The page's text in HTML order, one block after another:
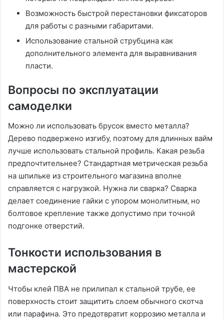
Возможность быстрой перестановки фиксаторов
для работы с разными габаритами.
Использование стальной струбцина как
дополнительного элемента для выравнивания
пласти.
Вопросы по эксплуатации
самоделки
Можно ли использовать брусок вместо металла?
Дерево подвержено изгибу‚ поэтому для длинных вайм
лучше использовать стальной профиль. Какая резьба
предпочтительнее? Стандартная метрическая резьба
на шпильке из строительного магазина вполне
справляется с нагрузкой. Нужна ли сварка? Сварка
делает соединение гайки с упором монолитным‚ но
болтовое крепление также допустимо при точной
подгонке отверстий.
Тонкости использования в
мастерской
Чтобы клей ПВА не прилипал к стальной трубе‚ ее
поверхность стоит защитить слоем обычного скотча
или парафина. Это предотвратит коррозию металла и